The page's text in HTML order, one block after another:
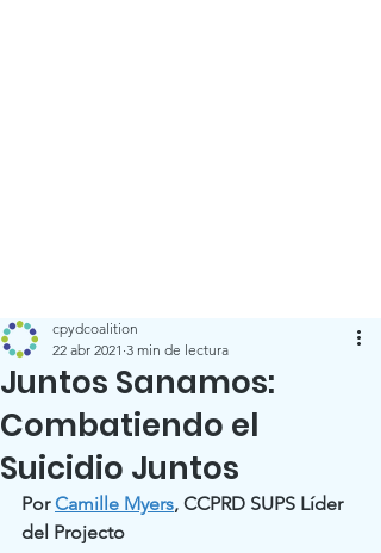
Juntos Sanamos:
Combatiendo el
Suicidio Juntos
cpydcoalition
22 abr 2021 3 min de lectura
Por Camille Myers, CCPRD SUPS Líder
del Projecto